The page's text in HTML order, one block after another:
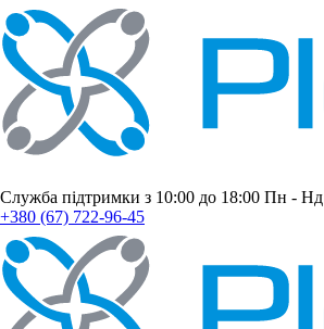
Служба підтримки з 10:00 до 18:00 Пн - Нд
+380 (67) 722-96-45